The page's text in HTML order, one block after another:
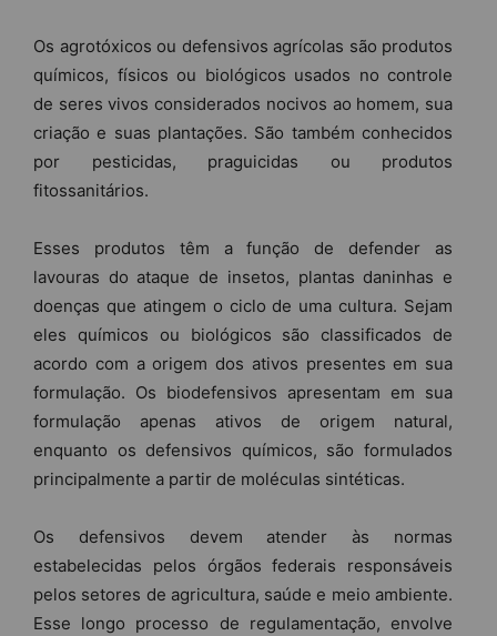
Os agrotóxicos ou defensivos agrícolas são produtos
químicos, físicos ou biológicos usados no controle
de seres vivos considerados nocivos ao homem, sua
criação e suas plantações. São também conhecidos
por pesticidas, praguicidas ou produtos
fitossanitários.
Esses produtos têm a função de defender as
lavouras do ataque de insetos, plantas daninhas e
doenças que atingem o ciclo de uma cultura. Sejam
eles químicos ou biológicos são classificados de
acordo com a origem dos ativos presentes em sua
formulação. Os biodefensivos apresentam em sua
formulação apenas ativos de origem natural,
enquanto os defensivos químicos, são formulados
principalmente a partir de moléculas sintéticas.
Os defensivos devem atender às normas
estabelecidas pelos órgãos federais responsáveis
pelos setores de agricultura, saúde e meio ambiente.
Esse longo processo de regulamentação, envolve